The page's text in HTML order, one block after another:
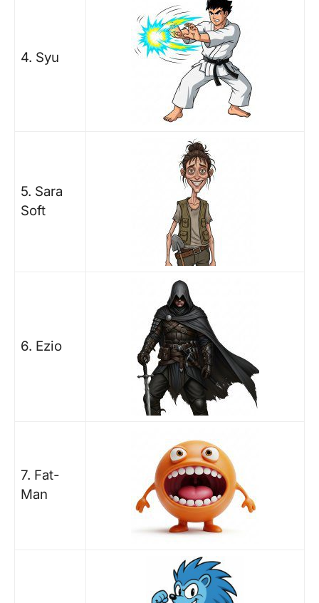
4. Syu
5. Sara
Soft
6. Ezio
7. Fat-
Man